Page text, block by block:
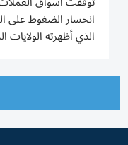
انحسار الضغوط على
الذي أظهرته